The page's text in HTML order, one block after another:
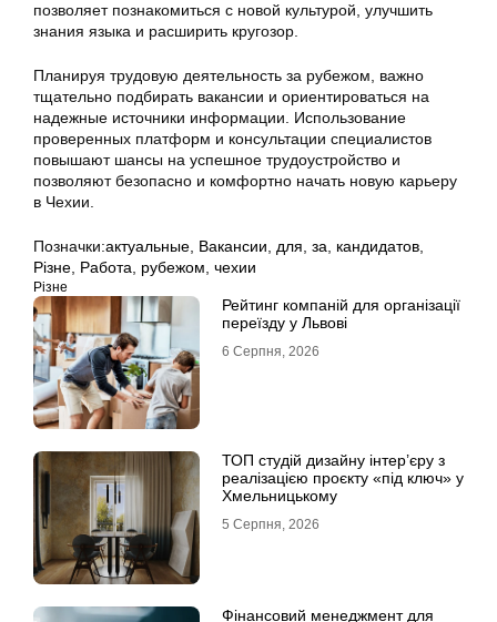
позволяет познакомиться с новой культурой, улучшить
знания языка и расширить кругозор.
Планируя трудовую деятельность за рубежом, важно
тщательно подбирать вакансии и ориентироваться на
надежные источники информации. Использование
проверенных платформ и консультации специалистов
повышают шансы на успешное трудоустройство и
позволяют безопасно и комфортно начать новую карьеру
в Чехии.
Позначки:актуальные Вакансии для за кандидатов
Різне Работа рубежом чехии
Різне
Рейтинг компаній для організації
переїзду у Львові
6 Серпня, 2026
ТОП студій дизайну інтер’єру з
реалізацією проєкту «під ключ» у
Хмельницькому
5 Серпня, 2026
Фінансовий менеджмент для